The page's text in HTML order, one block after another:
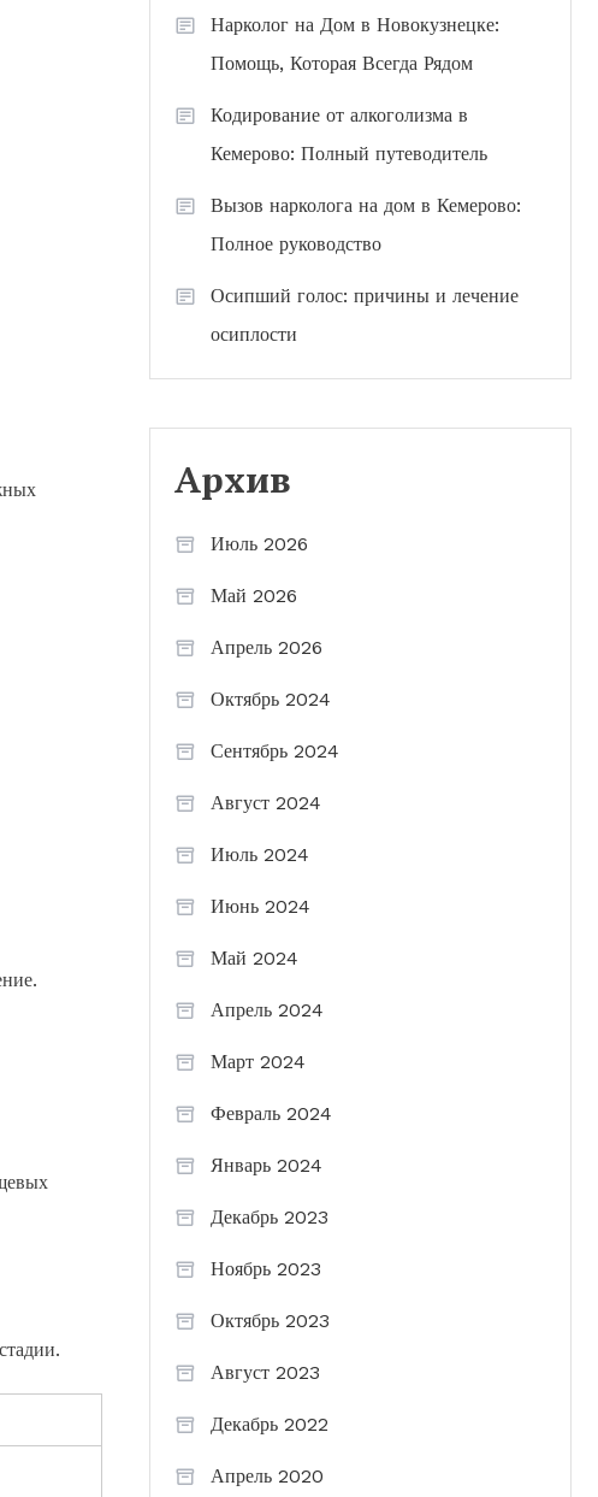
Нарколог на Дом в Новокузнецке:
Помощь, Которая Всегда Рядом
Кодирование от алкоголизма в
Кемерово: Полный путеводитель
Вызов нарколога на дом в Кемерово:
Полное руководство
Осипший голос: причины и лечение
осиплости
Архив
Июль 2026
Май 2026
Апрель 2026
Октябрь 2024
Сентябрь 2024
Август 2024
Июль 2024
Июнь 2024
Май 2024
Апрель 2024
Март 2024
Февраль 2024
Январь 2024
Декабрь 2023
Ноябрь 2023
Октябрь 2023
Август 2023
Декабрь 2022
Апрель 2020